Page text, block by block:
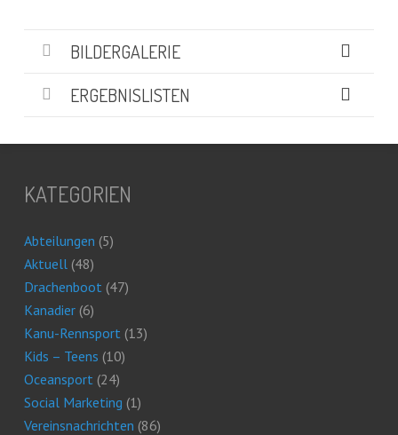
BILDERGALERIE
ERGEBNISLISTEN
KATEGORIEN
Abteilungen (5)
Aktuell (48)
Drachenboot (47)
Kanadier(6)
Kanu-Rennsport (13)
Kids – Teens (10)
Oceansport (24)
Social Marketing (1)
Vereinsnachrichten (86)